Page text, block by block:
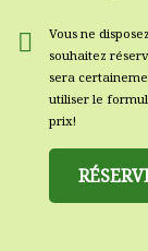
Vous ne
souhaitez
sera
utiliser le
prix!